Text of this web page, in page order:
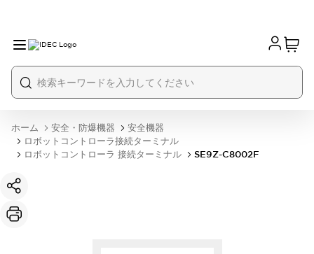
ホーム 安全・防爆機器
安全機器
ロボットコントローラ接続ターミナル
ロボットコントローラ 接続ターミナル
SE9Z-C8002F